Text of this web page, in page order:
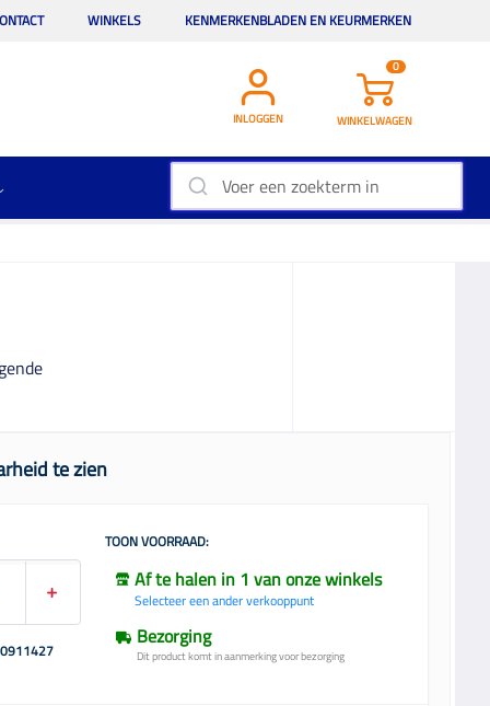
WINKELS KENMERKENBLADEN EN KEURMERKEN
INLOGGEN
0
WINKELWAGEN
te zien
TOON VOORRAAD:
Af te halen in 1 van onze winkels
Selecteer een ander verkooppunt
Bezorging
Dit product komt in aanmerking voor bezorging